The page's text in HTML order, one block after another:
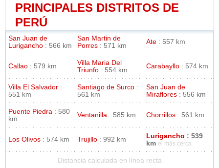
PRINCIPALES DISTRITOS DE
PERÚ
San Juan de
Lurigancho : 566 km
San Martin de
Porres : 571 km
Ate : 557 km
Callao : 579 km
Villa Maria Del
Triunfo : 554 km
Carabayllo : 574 km
Villa El Salvador :
551 km
Santiago de Surco :
561 km
San Juan de
Miraflores : 556 km
Puente Piedra : 580
km
Ventanilla : 585 km Chorrillos : 561 km
Los Olivos : 574 km Trujillo : 992 km Lurigancho : 539
km el más cerca
Distancia calculada en línea recta